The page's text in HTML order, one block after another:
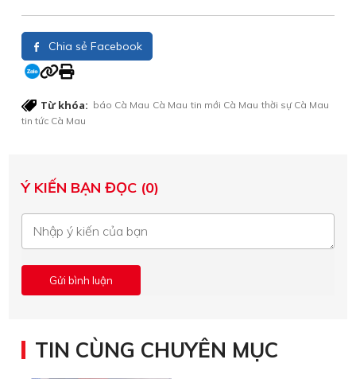
Chia sẻ Facebook
Từ khóa: báo Cà Mau Cà Mau tin mới Cà Mau thời sự Cà Mau
tin tức Cà Mau
Ý KIẾN BẠN ĐỌC (0)
TIN CÙNG CHUYÊN MỤC